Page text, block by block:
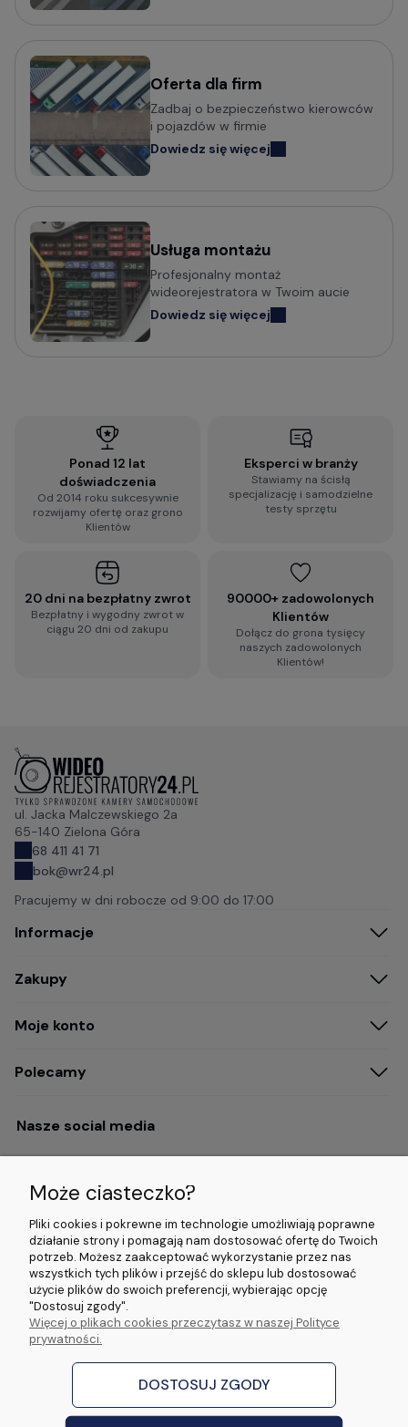
Oferta dla firm
Zadbaj o bezpieczeństwo kierowców
i pojazdów w firmie
Dowiedz się więcej
Usługa montażu
Profesjonalny montaż
wideorejestratora w Twoim aucie
Dowiedz się więcej
Ponad 12 lat
doświadczenia
Od 2014 roku sukcesywnie
rozwijamy ofertę oraz grono
Klientów
Eksperci w branży
Stawiamy na ścisłą
specjalizację i samodzielne
testy sprzętu
20 dni na bezpłatny zwrot
Bezpłatny i wygodny zwrot w
ciągu 20 dni od zakupu
90000+ zadowolonych
Klientów
Dołącz do grona tysięcy
naszych zadowolonych
Klientów!
ul. Jacka Malczewskiego 2a
65-140 Zielona Góra
68 411 41 71
bok@wr24.pl
Pracujemy w dni robocze od 9:00 do 17:00
Informacje
Zakupy
Moje konto
Polecamy
Nasze social media
Opinie i wyróżnienia
5.0/5.0 (5000+
opinii)
5.0/5.0 (5000+
opinii)
4.9/5.0 (120+
opinii)
© 2026 www.wideorejestratory24.pl. Wszelkie prawa zastrzeżone.
Sklep własności firmy ZOYA LAB Arkadiusz Dawid Lorenz
ul. Jacka Malczewskiego 2A, 65-140 Zielona Góra NIP: 9730587206 REGON:
Sklep internetowy Shoper Premium
Może ciasteczko?
Pliki cookies i pokrewne im technologie umożliwiają poprawne
działanie strony i pomagają nam dostosować ofertę do Twoich
potrzeb. Możesz zaakceptować wykorzystanie przez nas
wszystkich tych plików i przejść do sklepu lub dostosować
użycie plików do swoich preferencji, wybierając opcję
"Dostosuj zgody".
Więcej o plikach cookies przeczytasz w naszej Polityce
prywatności.
DOSTOSUJ ZGODY